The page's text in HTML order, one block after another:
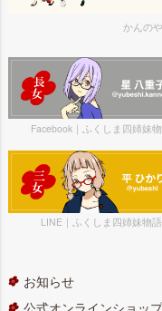
かんの
Facebook｜ふくしま四姉妹
LINE｜ふくしま四姉妹物語
お知らせ